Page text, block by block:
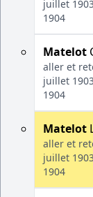
juillet
1904
Matelot
aller et
juillet
1904
Matelot
aller et
juillet
1904